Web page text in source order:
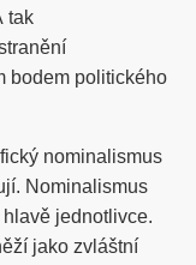
tak
bodem politického
nominalismus
Nominalismus
jednotlivce.
jako zvláštní